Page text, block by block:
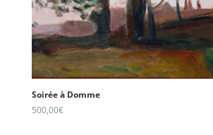
Soirée à Domme
500,00€